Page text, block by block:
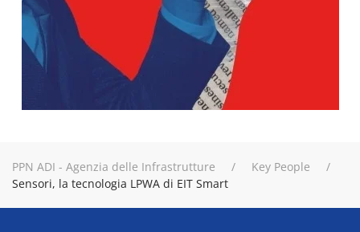
PPN ADI - Agenzia delle Infrastrutture
Key People
Sensori, la tecnologia LPWA di EIT Smart